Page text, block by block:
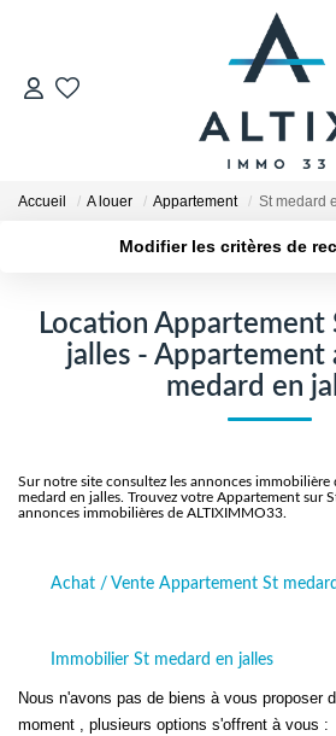
VENDRE
Honoraires
Biens Vendus
GESTION
Contact
Honoraires
NOS BIENS
Accueil A louer Appartement St medard
Modifier les critères de
Sélectionnez...
Type de bien
Location Appartement
jalles - Appartement
medard en
Sur notre site consultez les annonces
medard en jalles. Trouvez votre Appartement sur
annonces immobilières de ALTIXIMMO33.
Achat / Vente Appartement St
Immobilier St medard en jalles
Nous n'avons pas de biens à vous proposer
moment , plusieurs options s'offrent à vous :